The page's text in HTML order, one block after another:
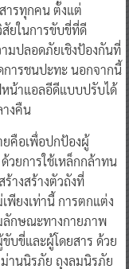
ารทุกคน ตั้งแต่
ยในการขับขี่ที่ดี
ามปลอดภัยเชิงป้องกันที่
การชนปะทะ นอกจากนี้
หน้าแอลอีดีแบบปรับได้
งคืน
ยคือเพื่อปกป้องผู้
วยการใช้เหล็กกล้าทน
างสร้างตัวถังที่
พียงเท่านี้ การตกแต่ง
ลักษณะทางกายภาพ
บขี่และผู้โดยสาร ด้วย
านนิรภัย ถุงลมนิรภัย